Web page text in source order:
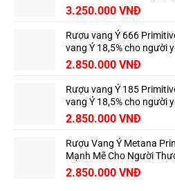
3.250.000 VNĐ
Rượu vang Ý 666
vang Ý 18,5% cho người
2.850.000 VNĐ
Rượu vang Ý 185
vang Ý 18,5% cho người
2.850.000 VNĐ
Rượu Vang Ý Metana
Mạnh Mẽ Cho Người
2.850.000 VNĐ